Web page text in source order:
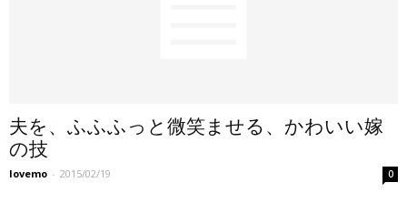
夫を、ふふふっと微笑ませる、かわいい嫁
の技
lovemo - 2015/02/19 0